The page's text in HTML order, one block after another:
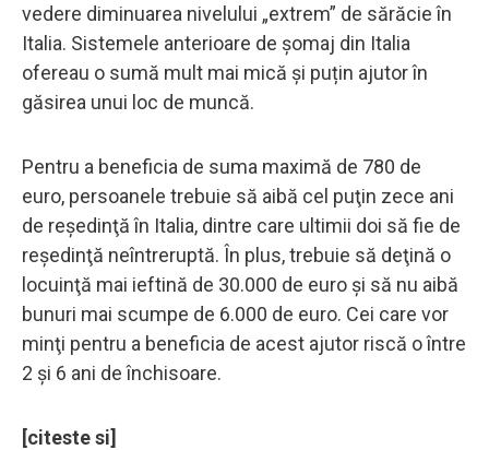
vedere diminuarea nivelului „extrem” de sărăcie în
Italia. Sistemele anterioare de șomaj din Italia
ofereau o sumă mult mai mică și puțin ajutor în
găsirea unui loc de muncă.
Pentru a beneficia de suma maximă de 780 de
euro, persoanele trebuie să aibă cel puţin zece ani
de reşedinţă în Italia, dintre care ultimii doi să fie de
reşedinţă neîntreruptă. În plus, trebuie să deţină o
locuinţă mai ieftină de 30.000 de euro şi să nu aibă
bunuri mai scumpe de 6.000 de euro. Cei care vor
minţi pentru a beneficia de acest ajutor riscă o între
2 şi 6 ani de închisoare.
[citeste si]